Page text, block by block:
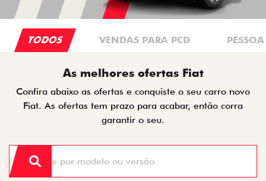
TODOS VENDAS PARA PCD
As melhores ofertas Fiat
Confira abaixo as ofertas e conquiste o seu carro novo
Fiat. As ofertas tem prazo para acabar, então corra
garantir o seu.